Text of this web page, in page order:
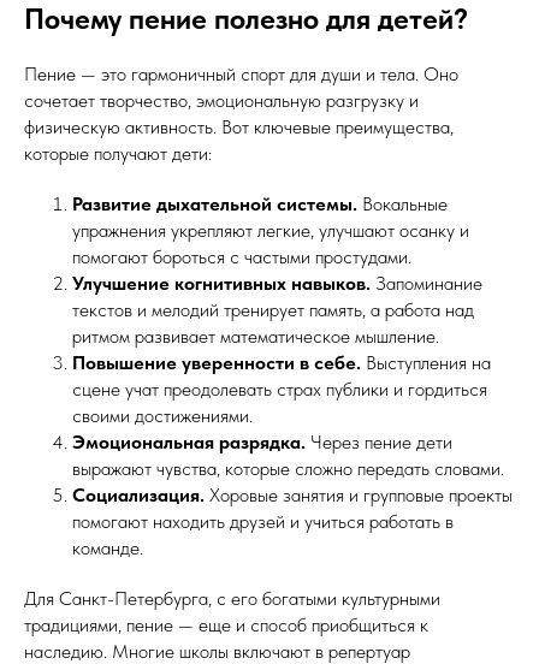
Почему пение полезно для детей?
Пение — это гармоничный спорт для души и тела. Оно
сочетает творчество, эмоциональную разгрузку и
физическую активность. Вот ключевые преимущества,
которые получают дети:
Развитие дыхательной системы. Вокальные
упражнения укрепляют легкие, улучшают осанку и
помогают бороться с частыми простудами.
Улучшение когнитивных навыков. Запоминание
текстов и мелодий тренирует память, а работа над
ритмом развивает математическое мышление.
Повышение уверенности в себе. Выступления на
сцене учат преодолевать страх публики и гордиться
своими достижениями.
Эмоциональная разрядка. Через пение дети
выражают чувства, которые сложно передать словами.
Социализация. Хоровые занятия и групповые проекты
помогают находить друзей и учиться работать в
команде.
Для Санкт-Петербурга, с его богатыми культурными
традициями, пение — еще и способ приобщиться к
наследию. Многие школы включают в репертуар